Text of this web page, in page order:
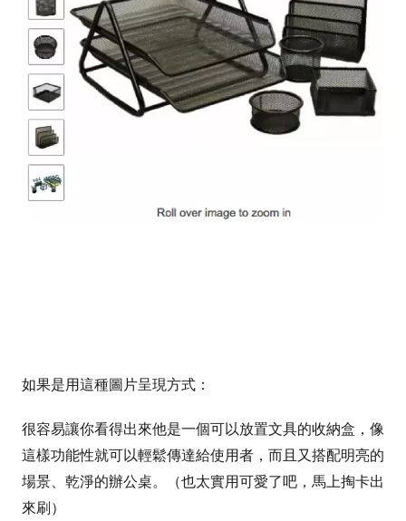
如果是用這種圖片呈現方式：
很容易讓你看得出來他是一個可以放置文具的收納盒，像
這樣功能性就可以輕鬆傳達給使用者，而且又搭配明亮的
場景、乾淨的辦公桌。（也太實用可愛了吧，馬上掏卡出
來刷）